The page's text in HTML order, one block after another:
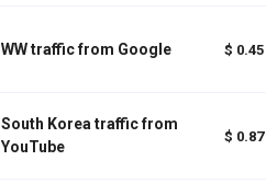
WW traffic from Google $ 0.45
South Korea traffic from
YouTube
$ 0.87